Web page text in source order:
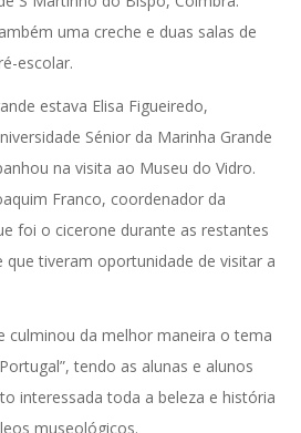
uma creche e duas salas de
escolar.
estava Elisa Figueiredo,
Sénior da Marinha Grande
na visita ao Museu do Vidro.
Franco, coordenador da
foi o cicerone durante as restantes
que tiveram oportunidade de visitar a
culminou da melhor maneira o tema
tendo as alunas e alunos
interessada toda a beleza e história
museológicos.